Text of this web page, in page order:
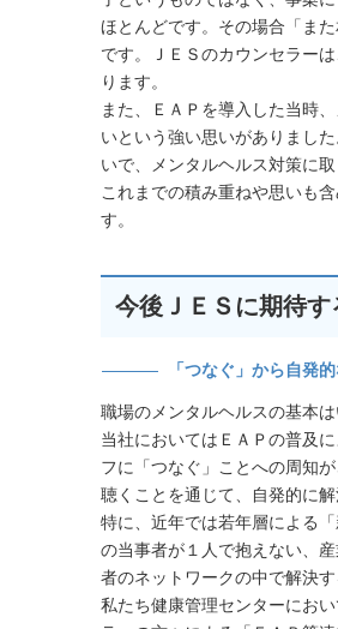
ほとんどです。その場合「ま
です。ＪＥＳのカウンセラー
ります。
また、ＥＡＰを導入した当時
いという強い思いがありまし
いで、メンタルヘルス対策に
これまでの積み重ねや思いも
す。
今後ＪＥＳに期待
「つなぐ」から自発
職場のメンタルヘルスの基本
当社においてはＥＡＰの普及
フに「つなぐ」ことへの周知
聴くことを通じて、自発的に
特に、近年では若年層による
の当事者が１人で抱えない、
者のネットワークの中で解決
私たち健康管理センターにお